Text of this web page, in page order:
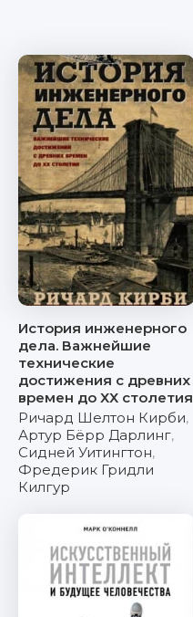
История инженерного
дела. Важнейшие
технические
достижения с древних
времен до ХХ столетия
Ричард Шелтон Кирби,
Артур Бёрр Дарлинг,
Сидней Уитингтон,
Фредерик Гридли
Килгур